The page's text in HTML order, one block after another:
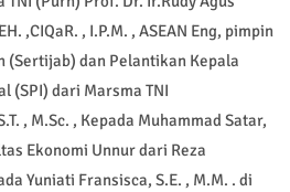
,CIQaR. , I.P.M. , ASEAN Eng, pimpin
(Sertijab) dan Pelantikan Kepala
(SPI) dari Marsma TNI
, M.Sc. , Kepada Muhammad Satar,
Ekonomi Unnur dari Reza
Yuniati Fransisca, S.E. , M.M. . di